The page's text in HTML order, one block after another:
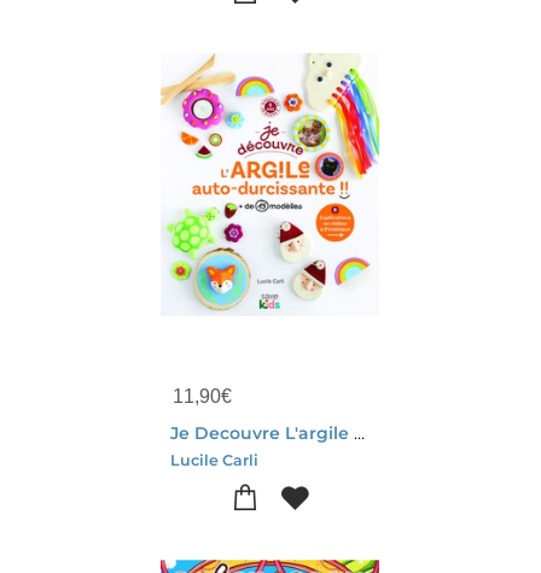
11,90€
Je Decouvre L'argile Auto-durcissante
Lucile Carli